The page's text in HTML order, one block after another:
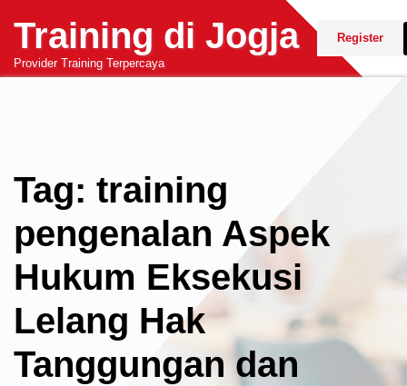
content
Training di Jogja
Provider Training Terpercaya
Register
Tag: training
pengenalan Aspek
Hukum Eksekusi
Lelang Hak
Tanggungan dan